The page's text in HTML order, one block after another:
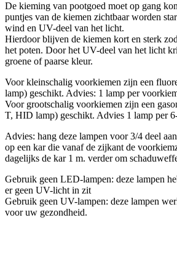
De kieming van pootgoed moet op gang
puntjes van de kiemen zichtbaar worden
wind en UV-deel van het licht.
Hierdoor blijven de kiemen kort en sterk
het poten. Door het UV-deel van het licht
groene of paarse kleur.
Voor kleinschalig voorkiemen zijn een
lamp) geschikt. Advies: 1 lamp per
Voor grootschalig voorkiemen zijn een
T, HID lamp) geschikt. Advies 1 lamp per
Advies: hang deze lampen voor 3/4 deel
op een kar die vanaf de zijkant de
dagelijks de kar 1 m. verder om
Gebruik geen LED-lampen: deze lampen
er geen UV-licht in zit
Gebruik geen UV-lampen: deze lampen
voor uw gezondheid.